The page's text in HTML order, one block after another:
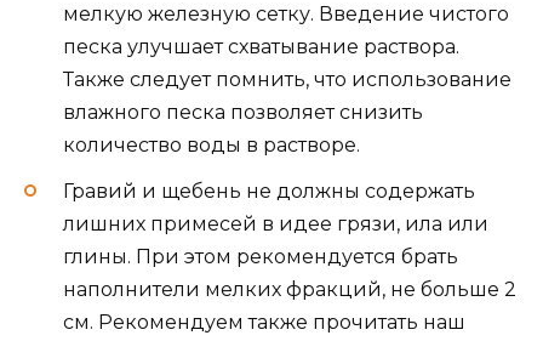
мелкую железную сетку. Введение чистого
песка улучшает схватывание раствора.
Также следует помнить, что использование
влажного песка позволяет снизить
количество воды в растворе.
Гравий и щебень не должны содержать
лишних примесей в идее грязи, ила или
глины. При этом рекомендуется брать
наполнители мелких фракций, не больше 2
см. Рекомендуем также прочитать наш